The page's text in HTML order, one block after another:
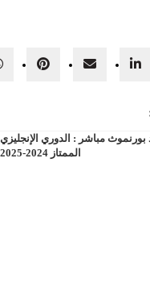
مباشر : الدوري الإنجليزي
الممتاز 2024-2025